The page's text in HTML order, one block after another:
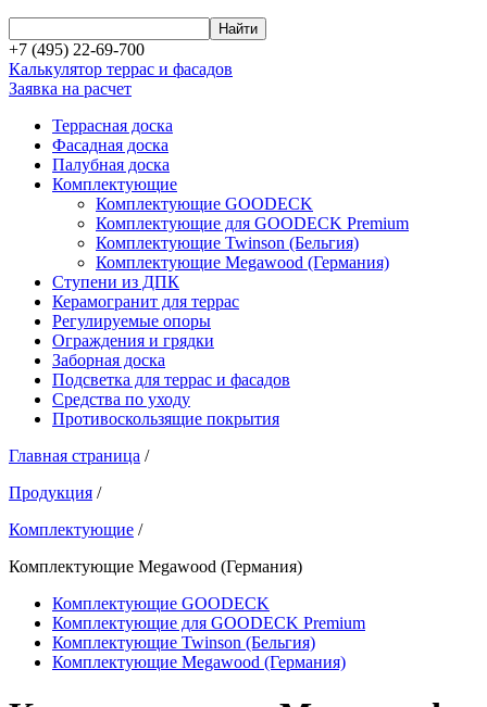
+7 (495) 22-69-700
Калькулятор террас и фасадов
Заявка на расчет
Террасная доска
Фасадная доска
Палубная доска
Комплектующие
Комплектующие GOODECK
Комплектующие для GOODECK Premium
Комплектующие Twinson (Бельгия)
Комплектующие Megawood (Германия)
Ступени из ДПК
Керамогранит для террас
Регулируемые опоры
Ограждения и грядки
Заборная доска
Подсветка для террас и фасадов
Средства по уходу
Противоскользящие покрытия
Главная страница /
Продукция /
Комплектующие /
Комплектующие Megawood (Германия)
Комплектующие GOODECK
Комплектующие для GOODECK Premium
Комплектующие Twinson (Бельгия)
Комплектующие Megawood (Германия)